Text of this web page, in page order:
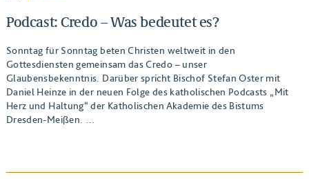
Podcast: Credo – Was bedeutet es?
Sonntag für Sonntag beten Christen weltweit in den
Gottesdiensten gemeinsam das Credo – unser
Glaubensbekenntnis. Darüber spricht Bischof Stefan Oster mit
Daniel Heinze in der neuen Folge des katholischen Podcasts „Mit
Herz und Haltung“ der Katholischen Akademie des Bistums
Dresden-Meißen. …